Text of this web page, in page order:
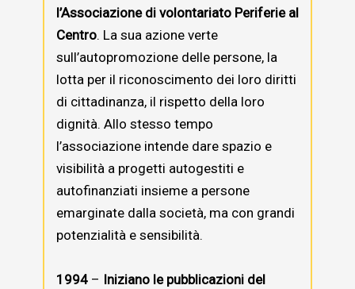
l’Associazione di volontariato Periferie al
Centro. La sua azione verte
sull’autopromozione delle persone, la
lotta per il riconoscimento dei loro diritti
di cittadinanza, il rispetto della loro
dignità. Allo stesso tempo
l’associazione intende dare spazio e
visibilità a progetti autogestiti e
autofinanziati insieme a persone
emarginate dalla società, ma con grandi
potenzialità e sensibilità.
1994 – Iniziano le pubblicazioni del